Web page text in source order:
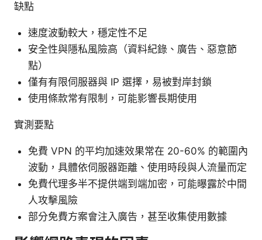
缺點
速度波動較大，穩定性不足
安全性與隱私風險高（資料紀錄、廣告、惡意節
點）
僅有有限伺服器與 IP 選擇，易被對岸封鎖
使用條款常有限制，可能影響長期使用
實測要點
免費 VPN 的平均加速效果常在 20-60% 的範圍內
波動，具體依伺服器距離、使用時段與人流量而定
免費代理多半不提供端到端加密，可能曝露於中間
人攻擊風險
部分免費方案會注入廣告，甚至收集使用數據